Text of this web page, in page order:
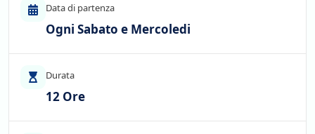
Data di partenza
Ogni Sabato e Mercoledi
Durata
12 Ore